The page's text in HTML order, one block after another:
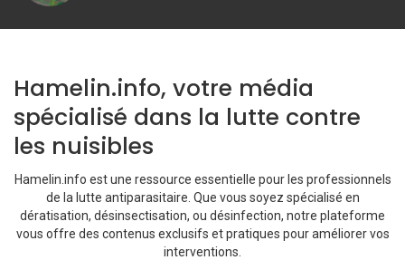
Hamelin.info, votre média
spécialisé dans la lutte contre
les nuisibles
Hamelin.info est une ressource essentielle pour les professionnels
de la lutte antiparasitaire. Que vous soyez spécialisé en
dératisation, désinsectisation, ou désinfection, notre plateforme
vous offre des contenus exclusifs et pratiques pour améliorer vos
interventions.